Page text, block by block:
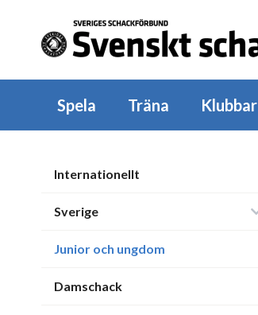
Spela Träna Klubbar
Internationellt
Sverige
Junior och ungdom
Damschack